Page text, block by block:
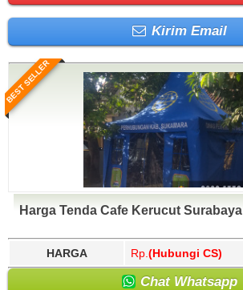
Kirim Email
BEST SELLER
Harga Tenda Cafe Kerucut Surabaya
HARGA Rp. (Hubungi CS)
Chat Whatsapp